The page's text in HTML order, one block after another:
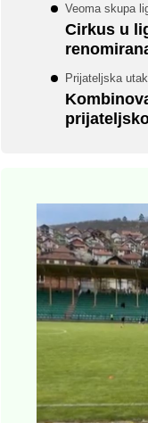
Veoma skupa
Cirkus u
Prijateljska